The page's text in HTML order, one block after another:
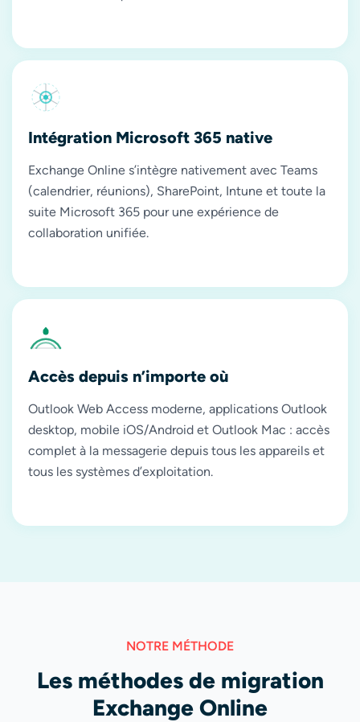
Intégration Microsoft 365 native
Exchange Online s’intègre nativement avec Teams
(calendrier, réunions), SharePoint, Intune et toute la
suite Microsoft 365 pour une expérience de
collaboration unifiée.
Accès depuis n’importe où
Outlook Web Access moderne, applications Outlook
desktop, mobile iOS/Android et Outlook Mac : accès
complet à la messagerie depuis tous les appareils et
tous les systèmes d’exploitation.
NOTRE MÉTHODE
Les méthodes de migration
Exchange Online